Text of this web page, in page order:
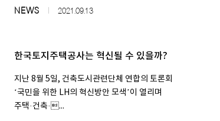
NEWS 2021.09.13
한국토지주택공사는 혁신될 수 있을까?
지난 8월 5일, 건축도시관련단체 연합의 토론회
‘국민을 위한 LH의 혁신방안 모색’이 열리며
주택·​건축·...